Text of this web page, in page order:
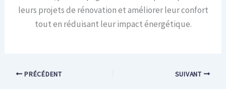
leurs projets de rénovation et améliorer leur confort
tout en réduisant leur impact énergétique.
PRÉCÉDENT SUIVANT